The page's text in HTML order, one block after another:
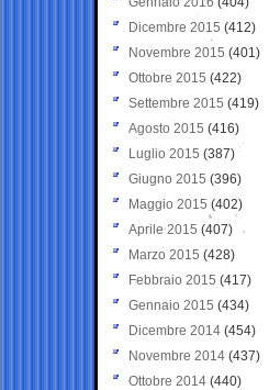
Dicembre 2015 (412)
Novembre 2015 (401)
Ottobre 2015 (422)
Settembre 2015 (419)
Agosto 2015 (416)
Luglio 2015 (387)
Giugno 2015 (396)
Maggio 2015 (402)
Aprile 2015 (407)
Marzo 2015 (428)
Febbraio 2015 (417)
Gennaio 2015 (434)
Dicembre 2014 (454)
Novembre 2014 (437)
Ottobre 2014 (440)